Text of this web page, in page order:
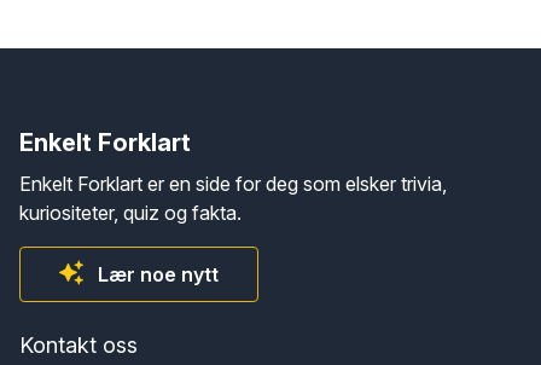
Enkelt Forklart
Enkelt Forklart er en side for deg som elsker trivia,
kuriositeter, quiz og fakta.
Lær noe nytt
Kontakt oss